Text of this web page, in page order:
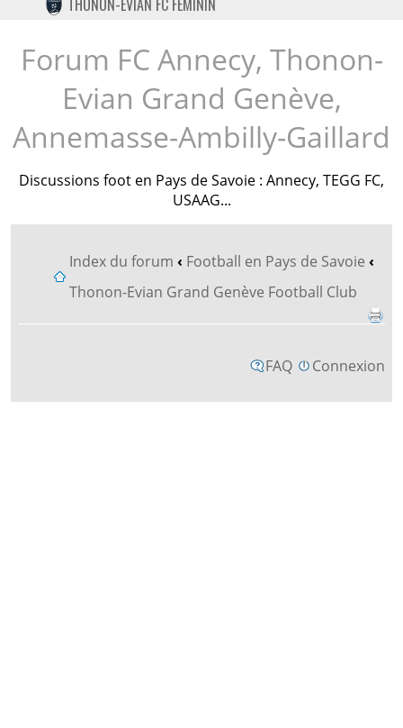
TWITTER
INSTAGRAM
THONON-EVIAN FC FÉMININ
Forum FC Annecy, Thonon-
Evian Grand Genève,
Annemasse-Ambilly-Gaillard
Discussions foot en Pays de Savoie : Annecy, TEGG FC,
USAAG...
Index du forum ‹ Football en Pays de Savoie ‹
Thonon-Evian Grand Genève Football Club
FAQ Connexion